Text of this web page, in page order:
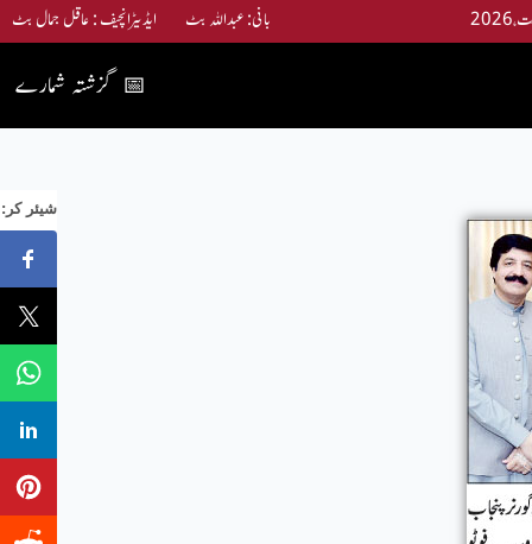
بانی: عبداللہ بٹ ایڈیٹرانچیف : عاقل جمال بٹ
گزشتہ شمارے 📅
:شیئر کر